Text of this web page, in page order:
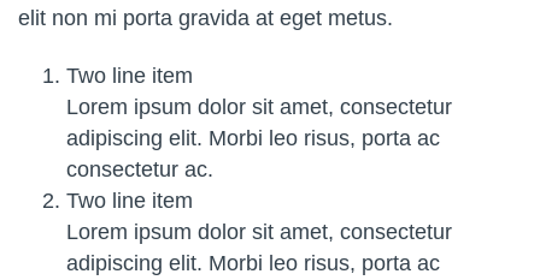
elit non mi porta gravida at eget metus.
Two line item
Lorem ipsum dolor sit amet, consectetur
adipiscing elit. Morbi leo risus, porta ac
consectetur ac.
Two line item
Lorem ipsum dolor sit amet, consectetur
adipiscing elit. Morbi leo risus, porta ac